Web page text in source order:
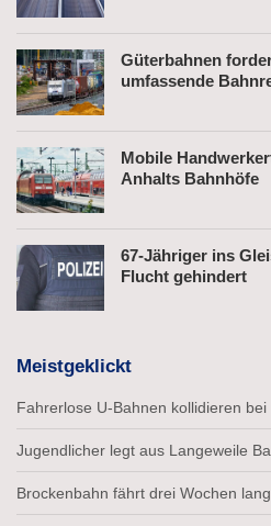
Güterbahnen
umfassende
Mobile
Anhalts Bahnhöfe
67-Jähriger ins
Flucht gehindert
Meistgeklickt
Fahrerlose U-Bahnen kollidieren
Jugendlicher legt aus Langeweile
Brockenbahn fährt drei Wochen